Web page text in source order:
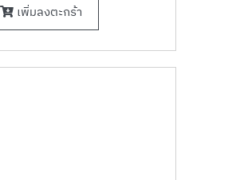
เพิ่มลงตะกร้า